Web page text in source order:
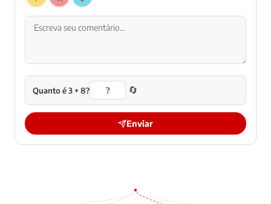
Quanto é 3 + 8? 🔄
Enviar